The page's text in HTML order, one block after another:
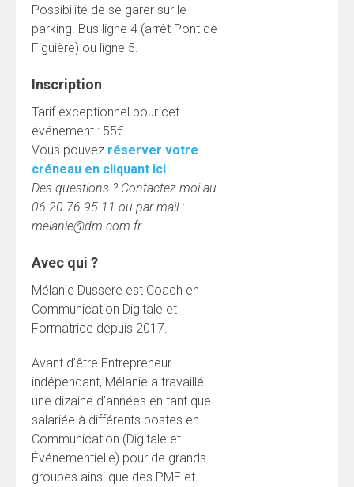
Possibilité de se garer sur le
parking. Bus ligne 4 (arrêt Pont de
Figuière) ou ligne 5.
Inscription
Tarif exceptionnel pour cet
événement : 55€.
Vous pouvez réserver votre
créneau en cliquant ici.
Des questions ? Contactez-moi au
06 20 76 95 11 ou par mail :
melanie@dm-com.fr.
Avec qui ?
Mélanie Dussere est Coach en
Communication Digitale et
Formatrice depuis 2017.
Avant d’être Entrepreneur
indépendant, Mélanie a travaillé
une dizaine d’années en tant que
salariée à différents postes en
Communication (Digitale et
Événementielle) pour de grands
groupes ainsi que des PME et